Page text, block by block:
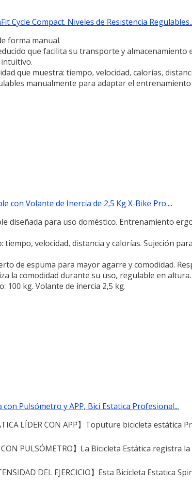
Cycle Compact. Niveles de Resistencia
forma manual.
que facilita su transporte y almacenamiento
que muestra: tiempo, velocidad, calorías,
manualmente para adaptar el entrenamiento
con Volante de Inercia de 2,5 Kg X-Bike Pro....
diseñada para uso doméstico. Entrenamiento
tiempo, velocidad, distancia y calorías. Sujeción
de espuma para mayor agarre y comodidad.
la comodidad durante su uso, regulable en
100 kg. Volante de inercia 2,5 kg.
Pulsómetro y APP, Bici Estatica Profesional...
LÍDER CON APP】Toputure bicicleta estática
CON PULSÓMETRO】La Bicicleta Estática
DEL EJERCICIO】Esta Bicicleta Estatica